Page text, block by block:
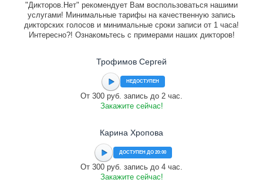
"Дикторов.Нет" рекомендует Вам воспользоваться нашими
услугами! Минимальные тарифы на качественную запись
дикторских голосов и минимальные сроки записи от 1 часа!
Интересно?! Ознакомьтесь с примерами наших дикторов!
Трофимов Сергей
НЕДОСТУПЕН
От 300 руб. запись до 2 час.
Закажите сейчас!
Карина Хропова
ДОСТУПЕН ДО 20:00
От 300 руб. запись до 4 час.
Закажите сейчас!